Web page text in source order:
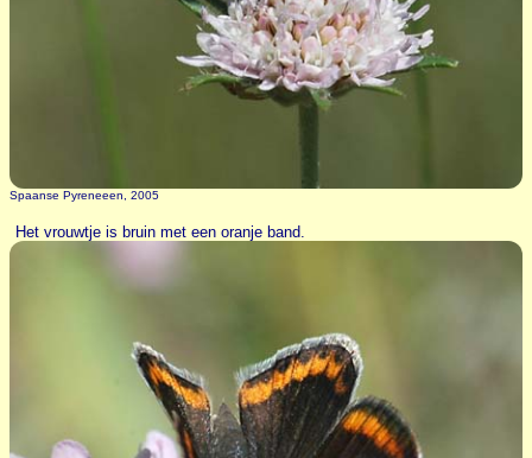
Spaanse Pyreneeen, 2005
Het vrouwtje is bruin met een oranje band.